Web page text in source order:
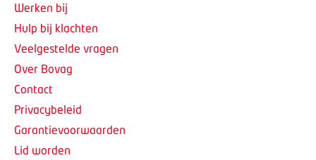
Werken bij
Hulp bij klachten
Veelgestelde vragen
Over Bovag
Contact
Privacybeleid
Garantievoorwaarden
Lid worden